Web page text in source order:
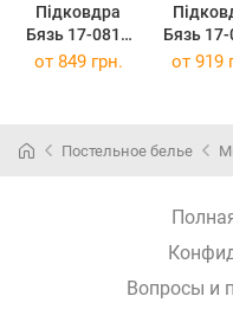
Підковдра
Бязь 17-0812
Twigs of Spring
Бязь
Twigs of
от 849 грн. от 919
Постельное белье
Вопросы и